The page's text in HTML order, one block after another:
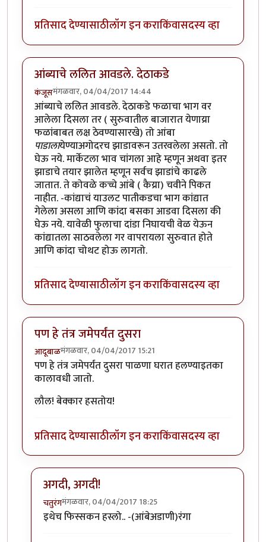
प्रतिसाद देण्यासाठीलॉग इन कराकिंवासदस्य व्हा
आंब्याचे ललित आवडले. देठाकडे
कंजूसमंगळवार, 04/04/2017 14:44
आंब्याचे ललित आवडले. देठाकडे फळाचा भाग वर
आलेला दिसला तर ( सुरुवातील बाजारात येणाय्रा
फळांबाबत लक्ष ठेवण्यासारखे) तो आंबा
पाडालायेण्याअगोदरच झाडावरून उतरवलेला असतो. तो
घेऊ नये. मार्केटला भाव चांगला आहे म्हणून अथवा इतर
झाडाचे तयार झालेत म्हणून सर्वच झाडांचे काढले
जातात. ते कोवळे कच्चे आंबे ( कैय्रा) चवीने पिकत
नाहीत. -कांद्याचं याउलट पातीकडचा भाग कांद्यात
गेलेला असला आणि कांदा बसका आडवा दिसला की
घेऊ नये. यावेळी फुलाचा दांडा निघायची वेळ येऊन
कांद्यातला साठवलेला गर वापरायला सुरुवात होते
आणि कांदा चोथट होऊ लागतो.
प्रतिसाद देण्यासाठीलॉग इन कराकिंवासदस्य व्हा
पण हे तंत्र जमेपर्यंत दुसरा
आदूबाळमंगळवार, 04/04/2017 15:21
पण हे तंत्र जमेपर्यंत दुसरा पाळणा घरात हलण्याइतका
कालावधी जातो.
लौल! बेक्कार हसतोय!
प्रतिसाद देण्यासाठीलॉग इन कराकिंवासदस्य व्हा
अगदी, अगदी!
चतुरंगमंगळवार, 04/04/2017 18:25
In reply toपण हे तंत्र जमेपर्यंत दुसराby
इथेच फिस्सकन हस्लो.. -(आंबेअडाणी)रंगा